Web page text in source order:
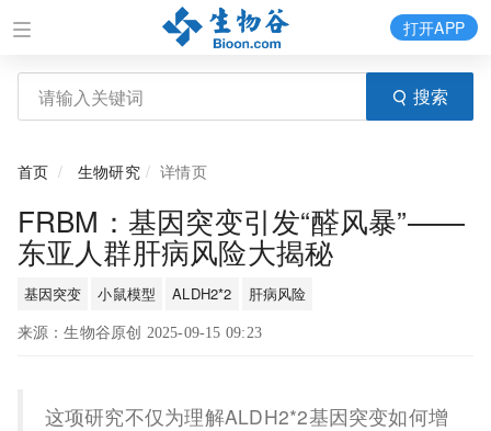
搜索
打开APP
首页 生物研究 详情页
FRBM：基因突变引发“醛风暴”——
东亚人群肝病风险大揭秘
基因突变 小鼠模型 ALDH2*2 肝病风险
来源：生物谷原创 2025-09-15 09:23
这项研究不仅为理解ALDH2*2基因突变如何增